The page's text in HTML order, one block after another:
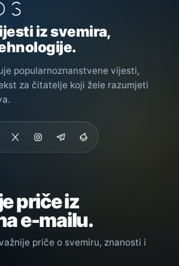
iz svemira,
popularnoznanstvene vijesti,
za čitatelje koji žele razumjeti
priče iz
e-mailu.
priče o svemiru, znanosti i